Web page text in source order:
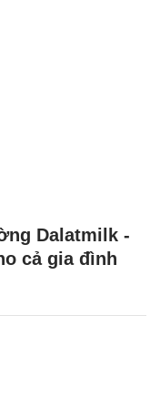
Dalatmilk -
cả gia đình